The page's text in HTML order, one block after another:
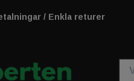
/ Enkla returer